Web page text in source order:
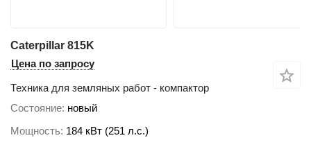
Caterpillar 815K
Цена по запросу
Техника для земляных работ - компактор
Состояние новый
Мощность 184 кВт (251 л.с.)